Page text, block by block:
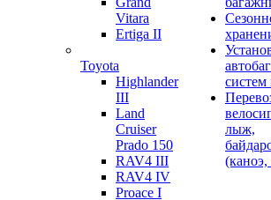
Vitara
Ertiga II
Toyota
Highlander
III
Land
Cruiser
Prado 150
RAV4 III
RAV4 IV
Proace I
лыж,